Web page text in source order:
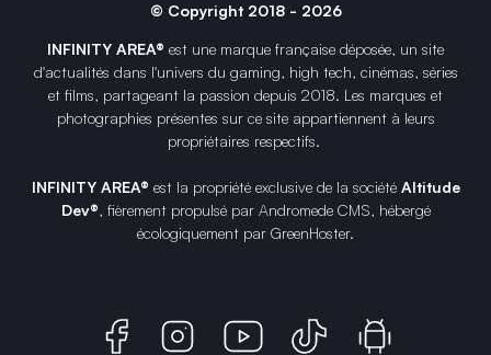
© Copyright 2018 - 2026
INFINITY AREA® est une marque française déposée, un site
d'actualités dans l'univers du gaming, high tech, cinémas, séries
et films, partageant la passion depuis 2018. Les marques et
photographies présentes sur ce site appartiennent à leurs
propriétaires respectifs.
INFINITY AREA® est la propriété exclusive de la société Altitude
Dev®, fièrement propulsé par Andromede CMS, hébergé
écologiquement par GreenHoster.